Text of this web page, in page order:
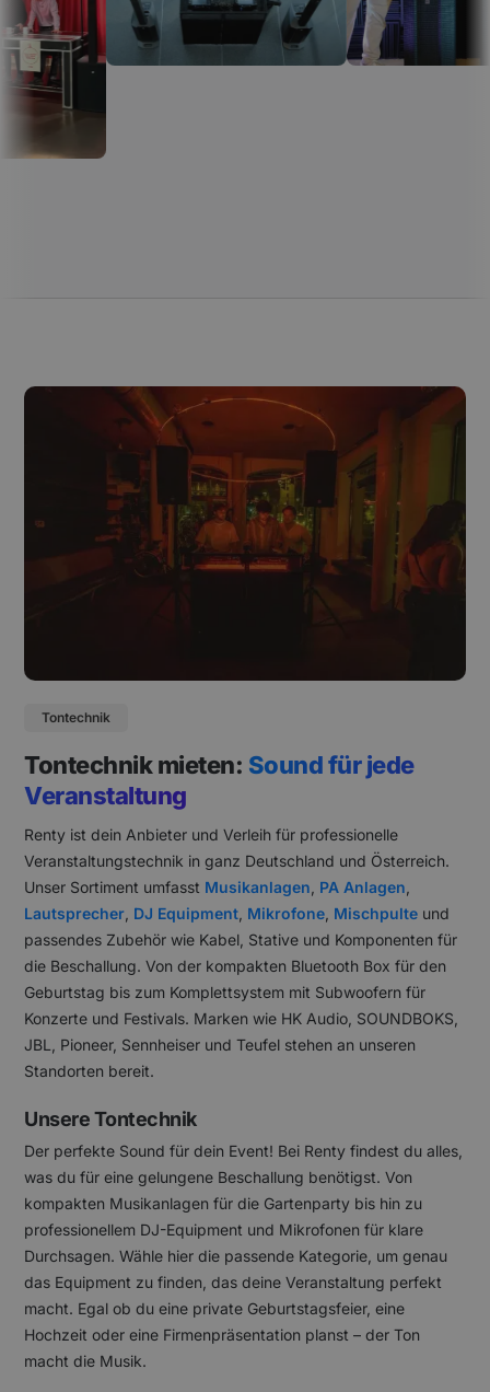
Tontechnik
Tontechnik mieten: Sound für jede
Veranstaltung
Renty ist dein Anbieter und Verleih für professionelle
Veranstaltungstechnik in ganz Deutschland und Österreich.
Unser Sortiment umfasst Musikanlagen PA Anlagen
Lautsprecher DJ Equipment Mikrofone Mischpulte und
passendes Zubehör wie Kabel, Stative und Komponenten für
die Beschallung. Von der kompakten Bluetooth Box für den
Geburtstag bis zum Komplettsystem mit Subwoofern für
Konzerte und Festivals. Marken wie HK Audio, SOUNDBOKS,
JBL, Pioneer, Sennheiser und Teufel stehen an unseren
Standorten bereit.
Unsere Tontechnik
Der perfekte Sound für dein Event! Bei Renty findest du alles,
was du für eine gelungene Beschallung benötigst. Von
kompakten Musikanlagen für die Gartenparty bis hin zu
professionellem DJ-Equipment und Mikrofonen für klare
Durchsagen. Wähle hier die passende Kategorie, um genau
das Equipment zu finden, das deine Veranstaltung perfekt
macht. Egal ob du eine private Geburtstagsfeier, eine
Hochzeit oder eine Firmenpräsentation planst – der Ton
macht die Musik.